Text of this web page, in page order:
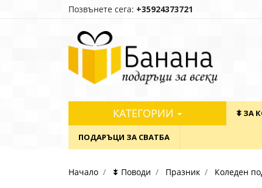
Позвънете сега: +35924373721
КАТЕГОРИИ ⯯ ЗА
ПОДАРЪЦИ ЗА СВАТБА
Начало ⯯ Поводи Празник Коледен